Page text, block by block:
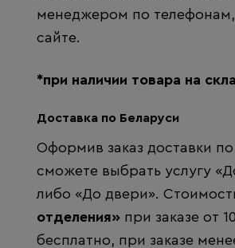
менеджером по
сайте.
*при наличии товара на
Доставка по Беларуси
Оформив заказ доставки
сможете выбрать услугу
либо «До двери».
отделения» при заказе от
бесплатно, при заказе